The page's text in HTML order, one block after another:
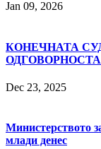
Jan 09, 2026
КОНЕЧНАТА
Dec 23, 2025
Министерството
млади денес